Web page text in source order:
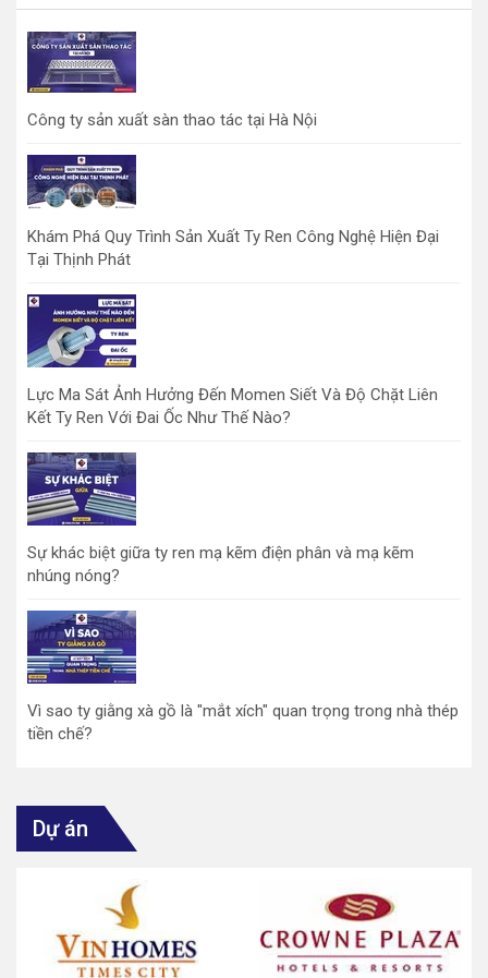
Công ty sản xuất sàn thao tác tại Hà Nội
Khám Phá Quy Trình Sản Xuất Ty Ren Công Nghệ Hiện Đại
Tại Thịnh Phát
Lực Ma Sát Ảnh Hưởng Đến Momen Siết Và Độ Chặt Liên
Kết Ty Ren Với Đai Ốc Như Thế Nào?
Sự khác biệt giữa ty ren mạ kẽm điện phân và mạ kẽm
nhúng nóng?
Vì sao ty giằng xà gồ là "mắt xích" quan trọng trong nhà thép
tiền chế?
Dự án